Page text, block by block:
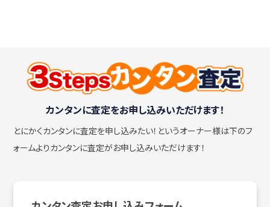
カンタンに査定をお申し込みいただけます！
とにかくカンタンに査定を申し込みたい！ というオーナー様は下のフ
ォームよりカンタンに査定がお申し込みいただけます！